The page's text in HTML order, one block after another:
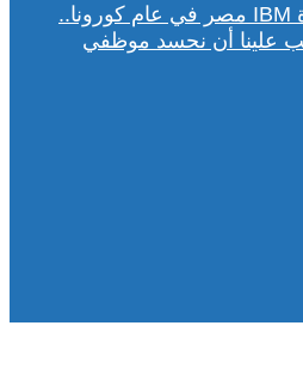
قصة نجاة IBM مصر في عام كورونا..
علينا أن نحسد موظفي